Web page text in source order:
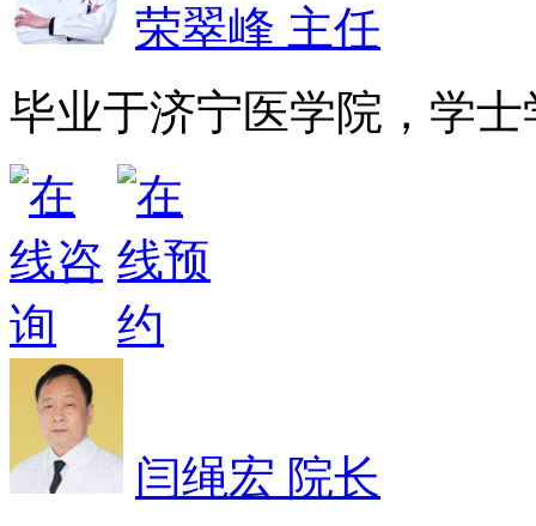
荣翠峰 主任
毕业于济宁医学院，学
闫绳宏 院长